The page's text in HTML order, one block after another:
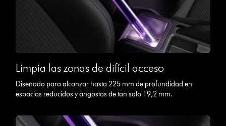
Limpia las zonas de difícil acceso
Diseñado para alcanzar hasta 225 mm de profundidad en
espacios reducidos y angostos de tan solo 19,2 mm.